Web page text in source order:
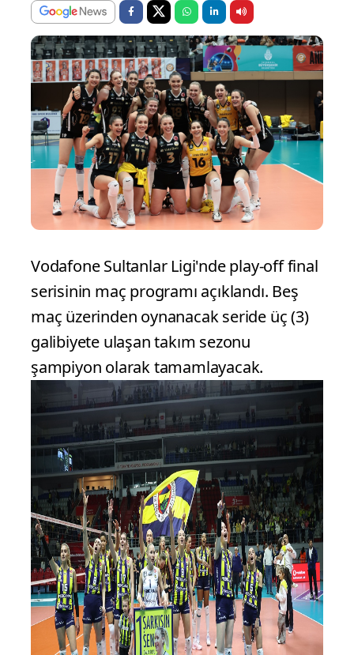
Vodafone Sultanlar Ligi'nde play-off final
serisinin maç programı açıklandı. Beş
maç üzerinden oynanacak seride üç (3)
galibiyete ulaşan takım sezonu
şampiyon olarak tamamlayacak.